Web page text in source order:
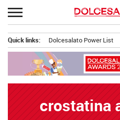
Passa
al
principale
Quick links: Dolcesalato Power List
crostatina